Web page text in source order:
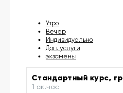
Утро
Вечер
Индивидуально
Доп. услуги
экзамены
Стандартный курс,
1 ак.час